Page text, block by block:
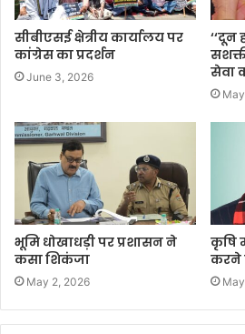
सीबीएसई क्षेत्रीय कार्यालय पर
कांग्रेस का प्रदर्शन
June 3, 2026
‘‘दून
सेवा
भूमि धोखाधड़ी पर प्रशासन ने
कसा शिकंजा
May 2, 2026
कृषि
करने